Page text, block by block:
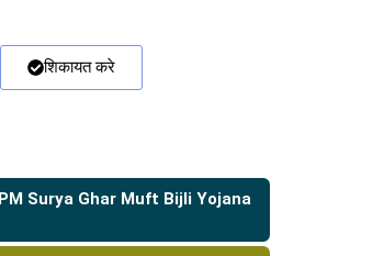
शिकायत करे
PM Surya Ghar Muft Bijli Yojana